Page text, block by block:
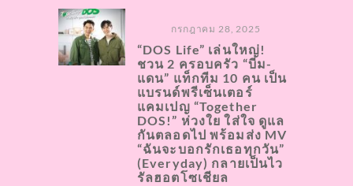
กรกฎาคม 28, 2025
“DOS Life” เล่นใหญ่!
ชวน 2 ครอบครัว “บีม-
แดน” แท็กทีม 10 คน เป็น
แบรนด์พรีเซ็นเตอร์
แคมเปญ “Together
DOS!” ห่วงใย ใส่ใจ ดูแล
กันตลอดไป พร้อมส่ง MV
“ฉันจะบอกรักเธอทุกวัน”
(Everyday) กลายเป็นไว
รัลฮอตโซเชียล